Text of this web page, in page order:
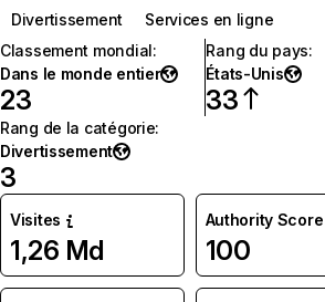
Divertissement
Services en ligne
Classement mondial:
Dans le monde entier
23
Rang du pays:
États-Unis
33
Rang de la catégorie:
Divertissement
3
Visites
1,26 Md
Authority Score
100